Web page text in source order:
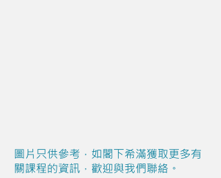
圖片只供參考，如閣下希滿獲取更多有
關課程的資訊，歡迎與我們聯絡。